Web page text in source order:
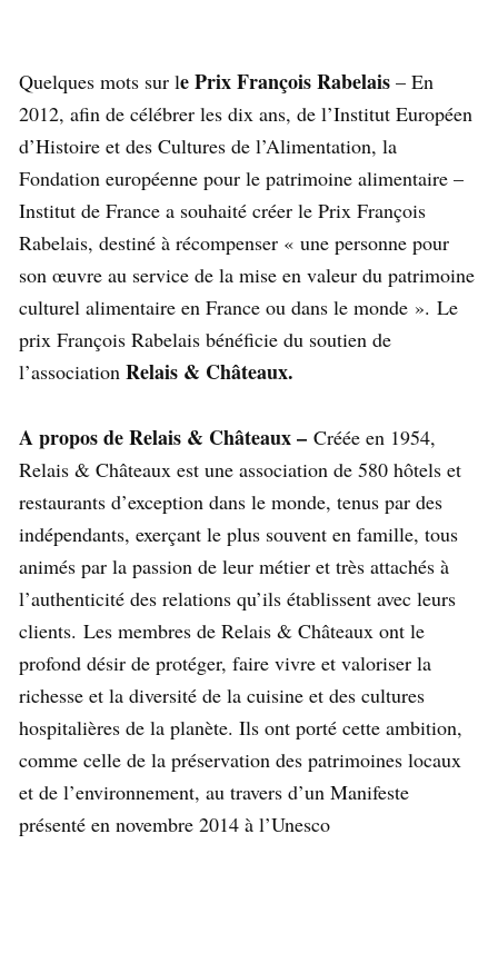
Quelques mots sur le Prix François Rabelais – En
2012, afin de célébrer les dix ans, de l’Institut Européen
d’Histoire et des Cultures de l’Alimentation, la
Fondation européenne pour le patrimoine alimentaire –
Institut de France a souhaité créer le Prix François
Rabelais, destiné à récompenser « une personne pour
son œuvre au service de la mise en valeur du patrimoine
culturel alimentaire en France ou dans le monde ». Le
prix François Rabelais bénéficie du soutien de
l’association Relais & Châteaux.
A propos de Relais & Châteaux – Créée en 1954,
Relais & Châteaux est une association de 580 hôtels et
restaurants d’exception dans le monde, tenus par des
indépendants, exerçant le plus souvent en famille, tous
animés par la passion de leur métier et très attachés à
l’authenticité des relations qu’ils établissent avec leurs
clients. Les membres de Relais & Châteaux ont le
profond désir de protéger, faire vivre et valoriser la
richesse et la diversité de la cuisine et des cultures
hospitalières de la planète. Ils ont porté cette ambition,
comme celle de la préservation des patrimoines locaux
et de l’environnement, au travers d’un Manifeste
présenté en novembre 2014 à l’Unesco